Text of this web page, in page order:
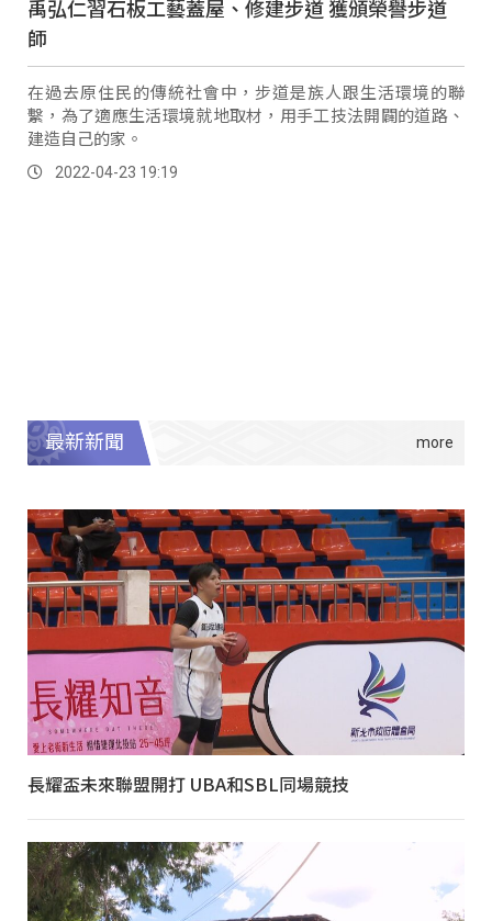
禹弘仁習石板工藝蓋屋、修建步道 獲頒榮譽步道
師
在過去原住民的傳統社會中，步道是族人跟生活環境的聯
繫，為了適應生活環境就地取材，用手工技法開闢的道路、
建造自己的家。
2022-04-23 19:19
最新新聞
長耀盃未來聯盟開打 UBA和SBL同場競技